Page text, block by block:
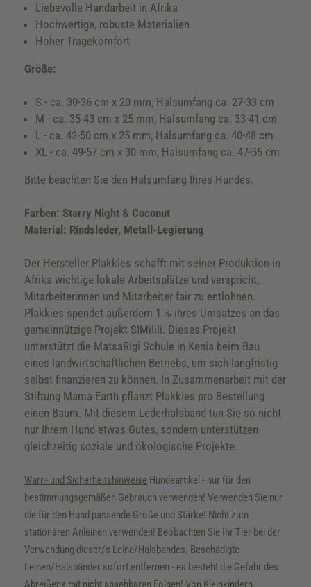
Liebevolle Handarbeit in Afrika
Hochwertige, robuste Materialien
Hoher Tragekomfort
Größe:
S - ca. 30-36 cm x 20 mm, Halsumfang ca. 27-33 cm
M - ca. 35-43 cm x 25 mm, Halsumfang ca. 33-41 cm
L - ca. 42-50 cm x 25 mm, Halsumfang ca. 40-48 cm
XL - ca. 49-57 cm x 30 mm, Halsumfang ca. 47-55 cm
Bitte beachten Sie den Halsumfang Ihres Hundes.
Farben: Starry Night & Coconut
Material: Rindsleder, Metall-Legierung
Der Hersteller Plakkies schafft mit seiner Produktion in
Afrika wichtige lokale Arbeitsplätze und verspricht,
Mitarbeiterinnen und Mitarbeiter fair zu entlohnen.
Plakkies spendet außerdem 1 % ihres Umsatzes an das
gemeinnützige Projekt SIMilili. Dieses Projekt
unterstützt die MatsaRigi Schule in Kenia beim Bau
eines landwirtschaftlichen Betriebs, um sich langfristig
selbst finanzieren zu können. In Zusammenarbeit mit der
Stiftung Mama Earth pflanzt Plakkies pro Bestellung
einen Baum. Mit diesem Lederhalsband tun Sie so nicht
nur Ihrem Hund etwas Gutes, sondern unterstützen
gleichzeitig soziale und ökologische Projekte.
Warn- und Sicherheitshinweise Hundeartikel - nur für den
bestimmungsgemäßen Gebrauch verwenden! Verwenden Sie nur
die für den Hund passende Größe und Stärke! Nicht zum
stationären Anleinen verwenden! Beobachten Sie Ihr Tier bei der
Verwendung dieser/s Leine/Halsbandes. Beschädigte
Leinen/Halsbänder sofort entfernen - es besteht die Gefahr des
Abreißens mit nicht absehbaren Folgen! Von Kleinkindern